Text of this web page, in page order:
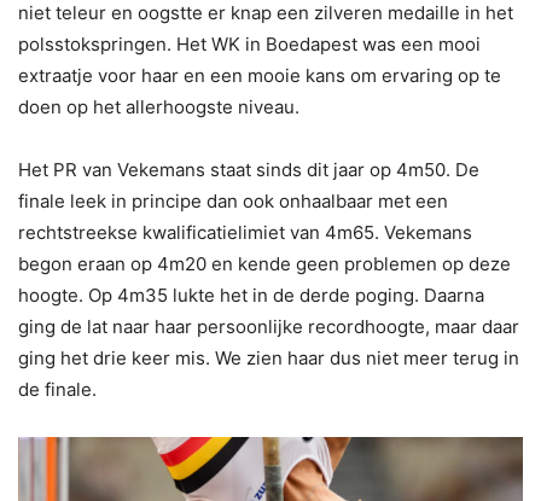
niet teleur en oogstte er knap een zilveren medaille in het
polsstokspringen. Het WK in Boedapest was een mooi
extraatje voor haar en een mooie kans om ervaring op te
doen op het allerhoogste niveau.
Het PR van Vekemans staat sinds dit jaar op 4m50. De
finale leek in principe dan ook onhaalbaar met een
rechtstreekse kwalificatielimiet van 4m65. Vekemans
begon eraan op 4m20 en kende geen problemen op deze
hoogte. Op 4m35 lukte het in de derde poging. Daarna
ging de lat naar haar persoonlijke recordhoogte, maar daar
ging het drie keer mis. We zien haar dus niet meer terug in
de finale.